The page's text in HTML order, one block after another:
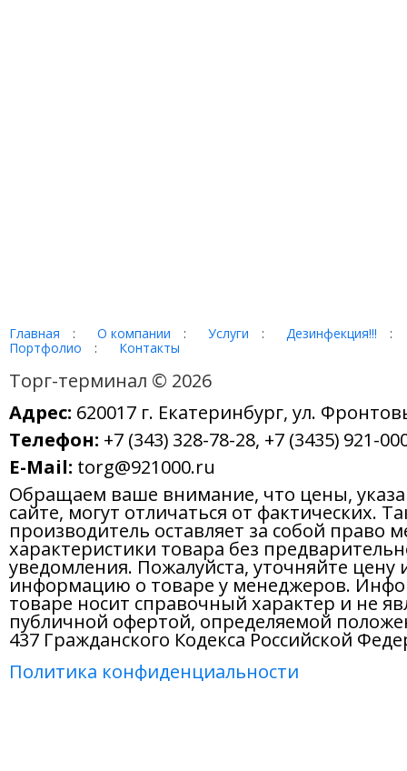
Дезинфекция!!!
Портфолио
Контакты
Торг-терминал © 2026
Адрес: 620017 г. Екатеринбург, ул.
Телефон: +7 (343) 328-78-28, +7 (3435) 921-
E-Mail: torg@921000.ru
Обращаем ваше внимание, что цены,
сайте, могут отличаться от фактических.
производитель оставляет за собой право
характеристики товара без
уведомления. Пожалуйста, уточняйте цену
информацию о товаре у менеджеров.
товаре носит справочный характер и не
публичной офертой, определяемой
437 Гражданского Кодекса Российской
Политика конфиденциальности